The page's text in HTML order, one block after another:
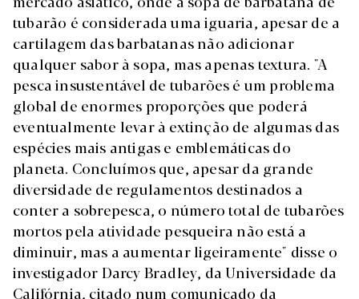
tubarão é considerada uma iguaria, apesar de a
cartilagem das barbatanas não adicionar
qualquer sabor à sopa, mas apenas textura. "A
pesca insustentável de tubarões é um problema
global de enormes proporções que poderá
eventualmente levar à extinção de algumas das
espécies mais antigas e emblemáticas do
planeta. Concluímos que, apesar da grande
diversidade de regulamentos destinados a
conter a sobrepesca, o número total de tubarões
mortos pela atividade pesqueira não está a
diminuir, mas a aumentar ligeiramente" disse o
investigador Darcy Bradley, da Universidade da
Califórnia, citado num comunicado da